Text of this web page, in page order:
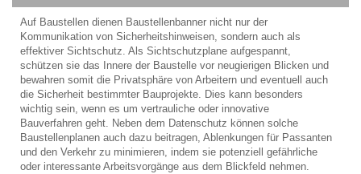
Auf Baustellen dienen Baustellenbanner nicht nur der
Kommunikation von Sicherheitshinweisen, sondern auch als
effektiver Sichtschutz. Als Sichtschutzplane aufgespannt,
schützen sie das Innere der Baustelle vor neugierigen Blicken und
bewahren somit die Privatsphäre von Arbeitern und eventuell auch
die Sicherheit bestimmter Bauprojekte. Dies kann besonders
wichtig sein, wenn es um vertrauliche oder innovative
Bauverfahren geht. Neben dem Datenschutz können solche
Baustellenplanen auch dazu beitragen, Ablenkungen für Passanten
und den Verkehr zu minimieren, indem sie potenziell gefährliche
oder interessante Arbeitsvorgänge aus dem Blickfeld nehmen.